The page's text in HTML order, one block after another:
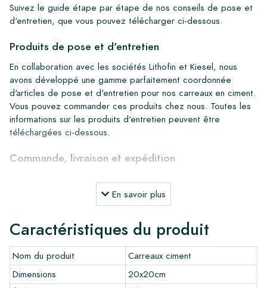
Suivez le guide étape par étape de nos conseils de pose et
d'entretien, que vous pouvez télécharger ci-dessous.
Produits de pose et d'entretien
En collaboration avec les sociétés Lithofin et Kiesel, nous
avons développé une gamme parfaitement coordonnée
d'articles de pose et d'entretien pour nos carreaux en ciment.
Vous pouvez commander ces produits chez nous. Toutes les
informations sur les produits d'entretien peuvent être
téléchargées ci-dessous.
Commande, livraison et expédition
Europe dans un délai de 4 à 5 jours ouvrables. Cependant,
pour les projets sur mesure, les délais de livraison et
livrons avec des transporteurs réputés, mais vous pouvez
également récupérer les carreaux vous-même dans notre
entrepôt à Alkmaar ou notre salle d'exposition à Breda. Les
retours de carreaux ne sont acceptés que dans des boîtes
intactes et non ouvertes, et à vos frais.
En savoir plus
Caractéristiques du produit
Nom du produit
Carreaux ciment
Dimensions
20x20cm